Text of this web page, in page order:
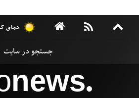
دمای
news●